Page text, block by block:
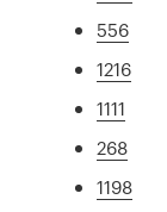
556
1216
1111
268
1198